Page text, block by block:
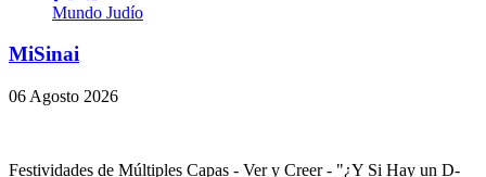
Mundo Judío
MiSinai
06 Agosto 2026
Festividades de Múltiples Capas - Ver y Creer - "¿Y Si Hay un D-